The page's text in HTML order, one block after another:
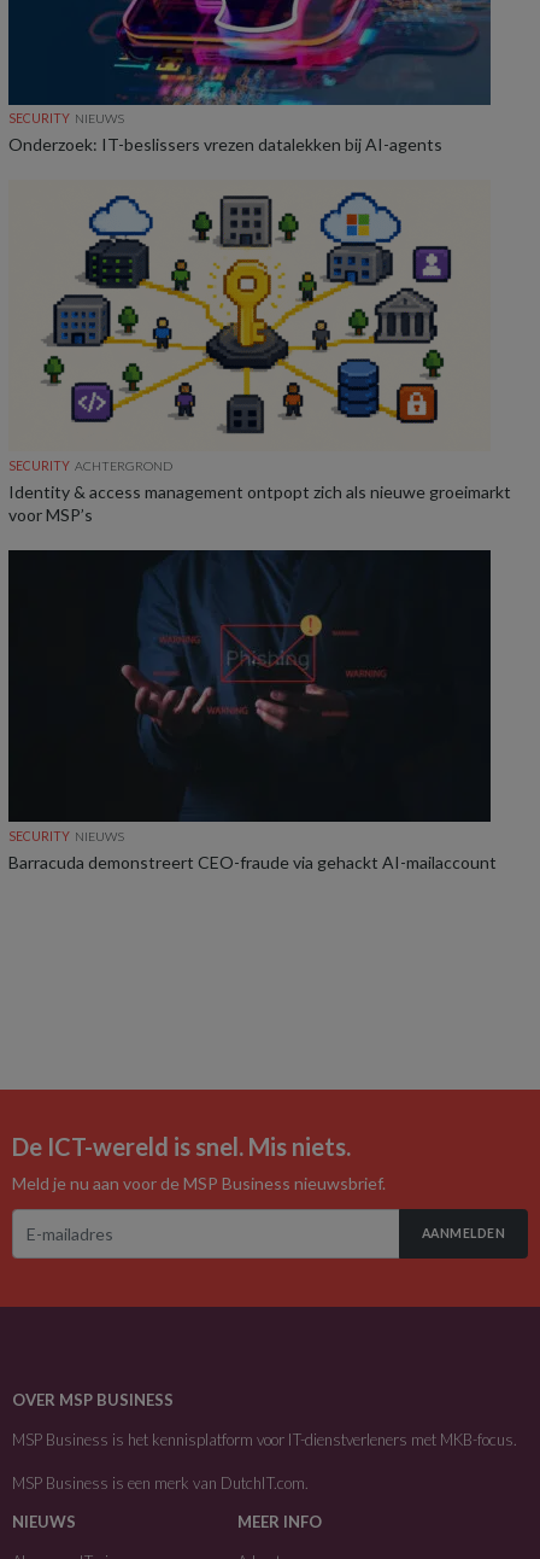
SECURITY NIEUWS
Onderzoek: IT-beslissers vrezen datalekken bij AI-agents
SECURITY ACHTERGROND
Identity & access management ontpopt zich als nieuwe groeimarkt
voor MSP’s
SECURITY NIEUWS
Barracuda demonstreert CEO-fraude via gehackt AI-mailaccount
De ICT-wereld is snel. Mis niets.
Meld je nu aan voor de MSP Business nieuwsbrief.
AANMELDEN
OVER MSP BUSINESS
MSP Business is het kennisplatform voor IT-dienstverleners met MKB-focus.
MSP Business is een merk van DutchIT.com
NIEUWS
MEER INFO